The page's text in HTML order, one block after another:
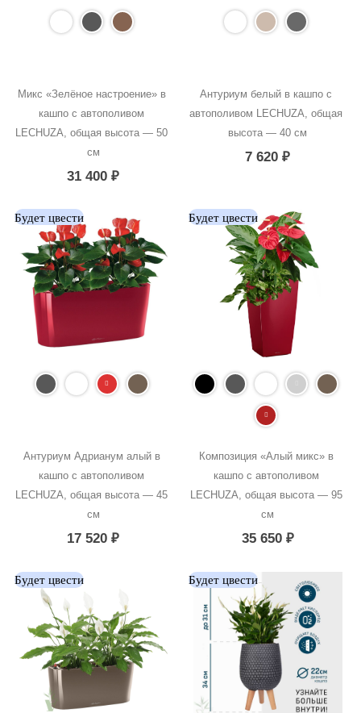
Микс «Зелёное настроение» в
кашпо с автополивом
LECHUZA, общая высота — 50
см
31 400₽
Антуриум белый в кашпо с
автополивом LECHUZA, общая
высота — 40 см
7 620₽
Будет цвести
Антуриум Адрианум алый в
кашпо с автополивом
LECHUZA, общая высота — 45
см
17 520₽
Будет цвести
Композиция «Алый микс» в
кашпо с автополивом
LECHUZA, общая высота — 95
см
35 650 ₽
Будет цвести Будет цвести